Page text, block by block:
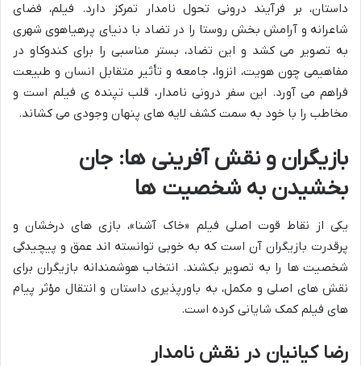
داستان، بر فرآیند درونی تحول نامدار تمرکز دارد. فیلم، فضای
شاعرانه و آرامش بخش روستا را در تضاد با دنیای پرهیاهوی شهری
به تصویر می کشد و این تضاد، بستر مناسبی را برای کندوکاو در
مفاهیمی چون هویت، انزوا، جامعه و تأثیر متقابل انسان و طبیعت
فراهم می آورد. این سفر درونی نامدار، قلب تپنده ی فیلم است و
مخاطب را با خود به سمت کشف لایه های پنهان وجودی می کشاند.
بازیگران و نقش آفرینی ها: جان
بخشیدن به شخصیت ها
یکی از نقاط قوت اصلی فیلم «خاک آشنا»، بازی های درخشان و
پرقدرت بازیگران آن است که به خوبی توانسته اند عمق و پیچیدگی
شخصیت ها را به تصویر بکشند. انتخاب هوشمندانه بازیگران برای
نقش های اصلی و مکمل، به باورپذیری داستان و انتقال مؤثر پیام
های فیلم کمک شایانی کرده است.
رضا کیانیان در نقش نامدار